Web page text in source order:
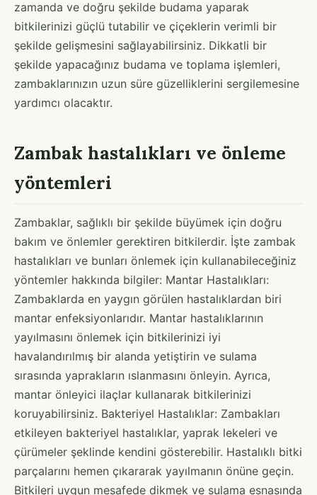
zamanda ve doğru şekilde budama yaparak
bitkilerinizi güçlü tutabilir ve çiçeklerin verimli bir
şekilde gelişmesini sağlayabilirsiniz. Dikkatli bir
şekilde yapacağınız budama ve toplama işlemleri,
zambaklarınızın uzun süre güzelliklerini sergilemesine
yardımcı olacaktır.
Zambak hastalıkları ve önleme
yöntemleri
Zambaklar, sağlıklı bir şekilde büyümek için doğru
bakım ve önlemler gerektiren bitkilerdir. İşte zambak
hastalıkları ve bunları önlemek için kullanabileceğiniz
yöntemler hakkında bilgiler: Mantar Hastalıkları:
Zambaklarda en yaygın görülen hastalıklardan biri
mantar enfeksiyonlarıdır. Mantar hastalıklarının
yayılmasını önlemek için bitkilerinizi iyi
havalandırılmış bir alanda yetiştirin ve sulama
sırasında yaprakların ıslanmasını önleyin. Ayrıca,
mantar önleyici ilaçlar kullanarak bitkilerinizi
koruyabilirsiniz. Bakteriyel Hastalıklar: Zambakları
etkileyen bakteriyel hastalıklar, yaprak lekeleri ve
çürümeler şeklinde kendini gösterebilir. Hastalıklı bitki
parçalarını hemen çıkararak yayılmanın önüne geçin.
Bitkileri uygun mesafede dikmek ve sulama esnasında